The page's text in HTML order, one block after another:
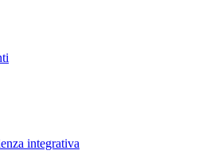
integrativa